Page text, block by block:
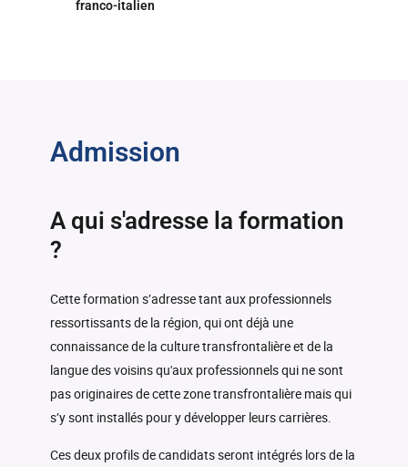
franco-italien
Admission
A qui s'adresse la formation
?
Cette formation s’adresse tant aux professionnels
ressortissants de la région, qui ont déjà une
connaissance de la culture transfrontalière et de la
langue des voisins qu'aux professionnels qui ne sont
pas originaires de cette zone transfrontalière mais qui
s’y sont installés pour y développer leurs carrières.
Ces deux profils de candidats seront intégrés lors de la